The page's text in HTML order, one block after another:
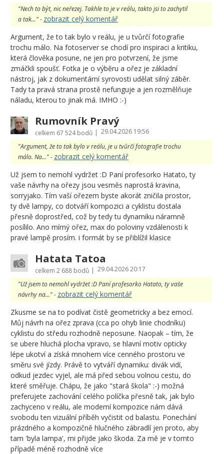
"Nech to být, nic neřezej. Takhle to je v reálu, takto jsi to zachytil
a tak..." - zobrazit celý komentář
Argument, že to tak bylo v reálu, je u tvůrčí fotografie
trochu málo. Na fotoserver se chodí pro inspiraci a kritiku,
která člověka posune, ne jen pro potvrzení, že jsme
zmáčkli spoušť. Fotka je o výběru a ořez je základní
nástroj, jak z dokumentární syrovosti udělat silný záběr.
Tady ta pravá strana prostě nefunguje a jen rozmělňuje
náladu, kterou to jinak má. IMHO :-)
Rumovník Pravý
celkem 67 524 bodů | 29.04.2026 19:56
"Argument, že to tak bylo v reálu, je u tvůrčí fotografie trochu
málo. Na..." - zobrazit celý komentář
Už jsem to nemohl vydržet :D Paní profesorko Hatato, ty
vaše návrhy na ořezy jsou vesměs naprostá kravina,
sorryjako. Tím vaší ořezem byste akorát zničila prostor,
ty dvě lampy, co dotváří kompozici a cyklistu dostala
přesně doprostřed, což by tedy tu dynamiku náramně
posílilo. Ano mírný ořez, max do poloviny vzdálenosti k
pravé lampě prosím. i formát by se přiblížil klasice
Hatata Tatoa
celkem 2 688 bodů | 29.04.2026 20:17
"Už jsem to nemohl vydržet :D Paní profesorko Hatato, ty vaše
návrhy na..." - zobrazit celý komentář
Zkusme se na to podívat čistě geometricky a bez emocí.
Můj návrh na ořez zprava (cca po ohyb linie chodníku)
cyklistu do středu rozhodně neposune. Naopak – tím, že
se ubere hluchá plocha vpravo, se hlavní motiv opticky
lépe ukotví a získá mnohem více cenného prostoru ve
směru své jízdy. Právě to vytváří dynamiku: divák vidí,
odkud jezdec vyjel, ale má před sebou volnou cestu, do
které směřuje. Chápu, že jako "stará škola" :-) možná
preferujete zachování celého políčka přesně tak, jak bylo
zachyceno v reálu, ale moderní kompozice nám dává
svobodu ten vizuální příběh vyčistit od balastu. Ponechání
prázdného a kompozičně hlučného zábradlí jen proto, aby
tam 'byla lampa', mi přijde jako škoda. Za mě je v tomto
případě méně rozhodně více